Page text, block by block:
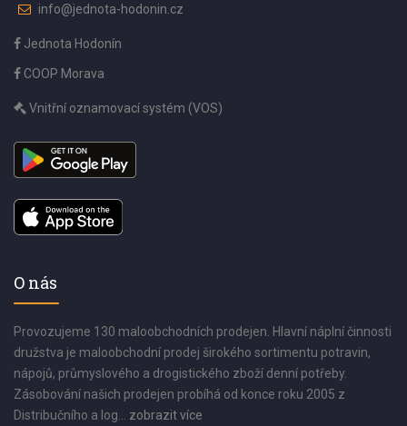
info@jednota-hodonin.cz
Jednota Hodonín
COOP Morava
Vnitřní oznamovací systém (VOS)
O nás
Provozujeme 130 maloobchodních prodejen. Hlavní náplní činnosti
družstva je maloobchodní prodej širokého sortimentu potravin,
nápojů, průmyslového a drogistického zboží denní potřeby.
Zásobování našich prodejen probíhá od konce roku 2005 z
Distribučního a log... zobrazit více